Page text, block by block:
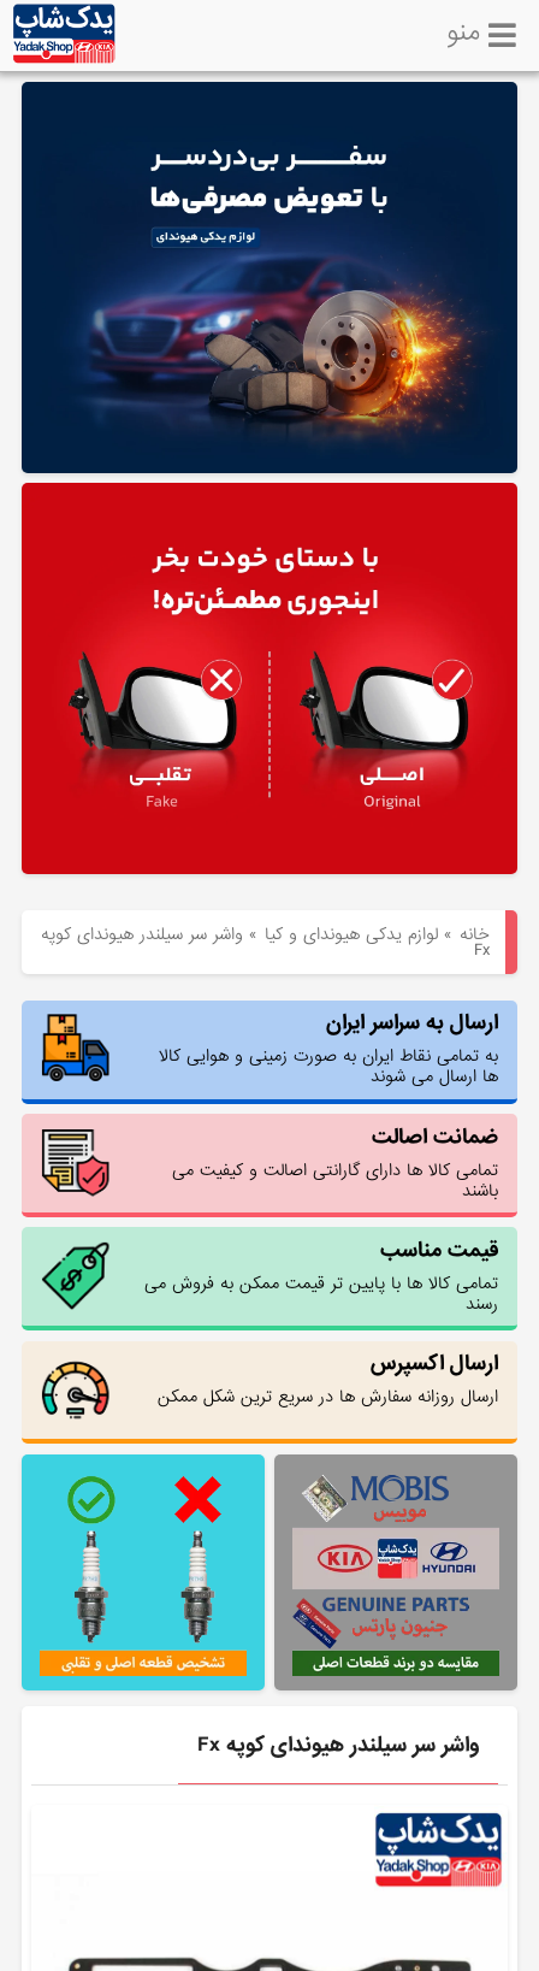
لوازم
منو
خانه »لوازم یدکی هیوندای و کیا » واشر سر سیلندر هیوندای کوپه
Fx
ارسال به سراسر ایران
به تمامی نقاط ایران به صورت زمینی و هوایی کالا
ها ارسال می شوند
ضمانت اصالت
تمامی کالا ها دارای گارانتی اصالت و کیفیت می
باشند
قیمت مناسب
تمامی کالا ها با پایین تر قیمت ممکن به فروش می
رسند
ارسال اکسپرس
ارسال روزانه سفارش ها در سریع ترین شکل ممکن
واشر سر سیلندر هیوندای کوپه Fx